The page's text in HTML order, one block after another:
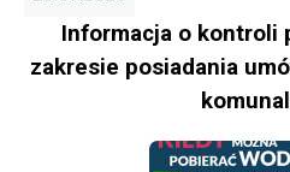
Informacja o kontroli
zakresie posiadania